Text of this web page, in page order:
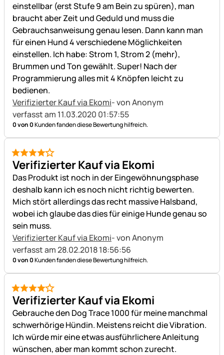
einstellbar (erst Stufe 9 am Bein zu spüren), man
braucht aber Zeit und Geduld und muss die
Gebrauchsanweisung genau lesen. Dann kann man
für einen Hund 4 verschiedene Möglichkeiten
einstellen. Ich habe: Strom 1, Strom 2 (mehr),
Brummen und Ton gewählt. Super! Nach der
Programmierung alles mit 4 Knöpfen leicht zu
bedienen.
Verifizierter Kauf via Ekomi- von Anonym
verfasst am 11.03.2020 01:57:55
0 von 0Kunden fanden diese Bewertung hilfreich.
4 von 5
Verifizierter Kauf via Ekomi
Das Produkt ist noch in der Eingewöhnungsphase
deshalb kann ich es noch nicht richtig bewerten.
Mich stört allerdings das recht massive Halsband,
wobei ich glaube das dies für einige Hunde genau so
sein muss.
Verifizierter Kauf via Ekomi- von Anonym
verfasst am 28.02.2018 18:56:56
0 von 0Kunden fanden diese Bewertung hilfreich.
4 von 5
Verifizierter Kauf via Ekomi
Gebrauche den Dog Trace 1000 für meine manchmal
schwerhörige Hündin. Meistens reicht die Vibration.
Ich würde mir eine etwas ausführlichere Anleitung
wünschen, aber man kommt schon zurecht.